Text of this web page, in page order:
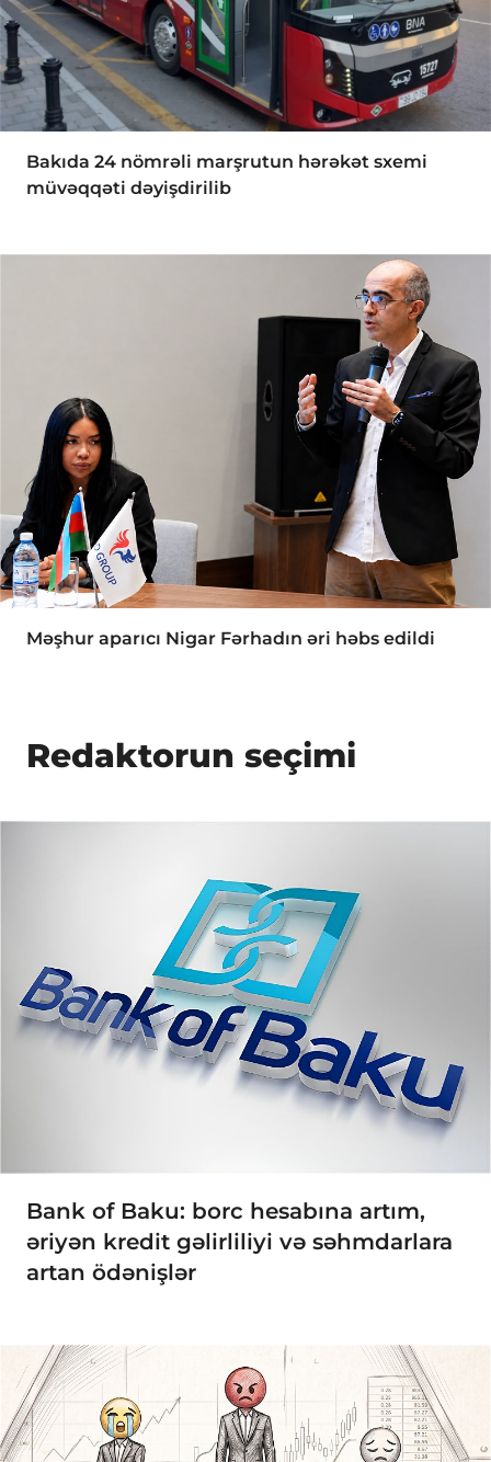
Bakıda 24 nömrəli marşrutun hərəkət sxemi
müvəqqəti dəyişdirilib
Məşhur aparıcı Nigar Fərhadın əri həbs edildi
Redaktorun seçimi
Bank of Baku: borc hesabına artım,
əriyən kredit gəlirliliyi və səhmdarlara
artan ödənişlər